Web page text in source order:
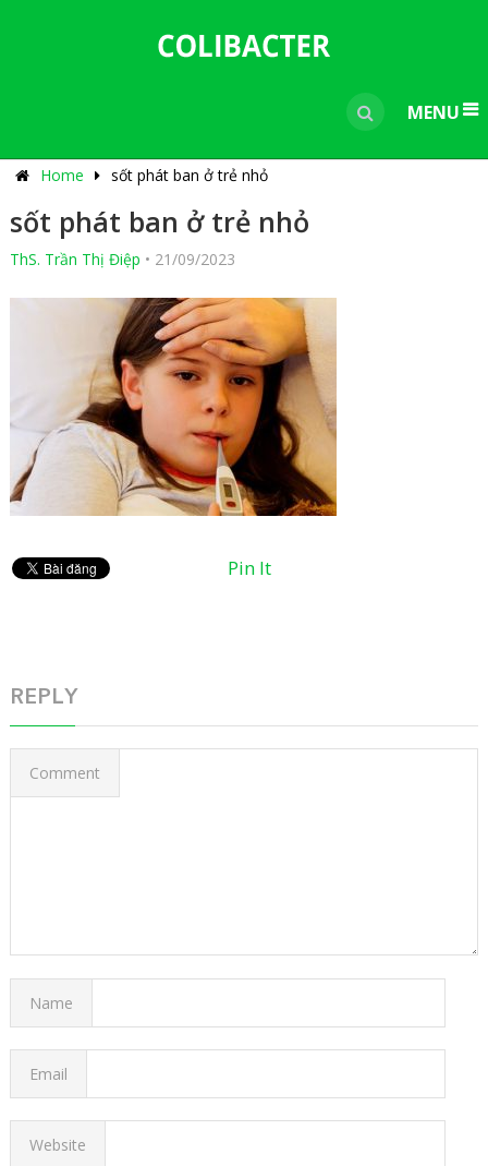
MENU
Home sốt phát ban ở trẻ nhỏ
sốt phát ban ở trẻ nhỏ
ThS. Trần Thị Điệp • 21/09/2023
Pin It
REPLY
Comment
Name
Email
Website